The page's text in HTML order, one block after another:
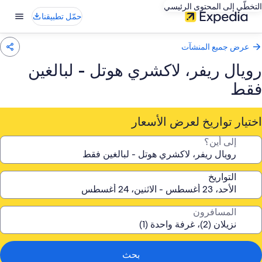
التخطّي إلى المحتوى الرئيسي
حمّل تطبيقنا
عرض جميع المنشآت
رويال ريفر، لاكشري هوتل - لبالغين
فقط
اختيار تواريخ لعرض الأسعار
إلى أين؟
التواريخ
المسافرون
بحث